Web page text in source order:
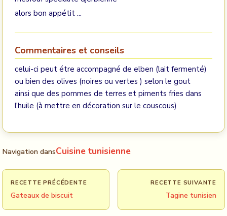
alors bon appétit ...
Commentaires et conseils
celui-ci peut étre accompagné de elben (lait fermenté)
ou bien des olives (noires ou vertes ) selon le gout
ainsi que des pommes de terres et piments fries dans
l'huile (à mettre en décoration sur le couscous)
Navigation dansCuisine tunisienne
RECETTE PRÉCÉDENTE
Gateaux de biscuit
RECETTE SUIVANTE
Tagine tunisien